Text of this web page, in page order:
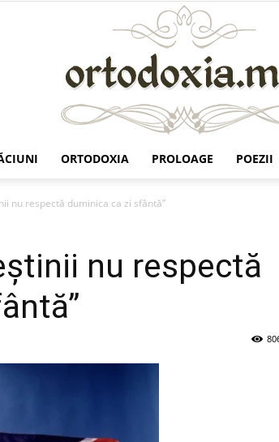
ORTODOXIA PROLOAGE POEZII
nu respectă duminica ca zi sfântă”
nu respectă